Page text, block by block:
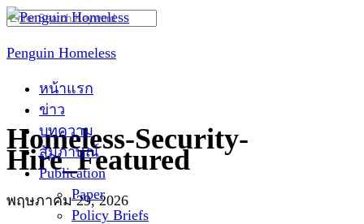
Skip
content
Penguin Homeless
หน้าแรก
ข่าว
บทความ
สัมภาษณ์
Publication
Paper
Policy Briefs
Search
Homeless-Security-
Hire_Featured
พฤษภาคม 29, 2026